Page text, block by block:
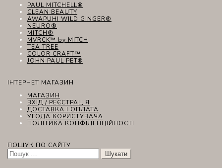
PAUL MITCHELL®
CLEAN BEAUTY
AWAPUHI WILD GINGER®
NEURO®
MITCH®
MVRCK™ by MITCH
TEA TREE
COLOR CRAFT™
JOHN PAUL PET®
ІНТЕРНЕТ МАГАЗИН
МАГАЗИН
ВХІД / РЕЄСТРАЦІЯ
ДОСТАВКА І ОПЛАТА
УГОДА КОРИСТУВАЧА
ПОЛІТИКА КОНФІДЕНЦІЙНОСТІ
ПОШУК ПО САЙТУ
Пошук: